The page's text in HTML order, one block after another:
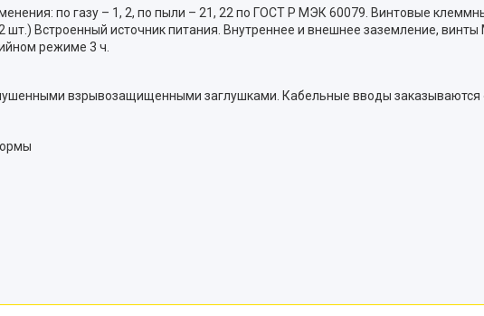
по газу – 1, 2, по пыли – 21, 22 по ГОСТ Р МЭК 60079. Винтовые
Встроенный источник питания. Внутреннее и внешнее заземление, винты
режиме 3 ч.
взрывозащищенными заглушками. Кабельные вводы заказываются